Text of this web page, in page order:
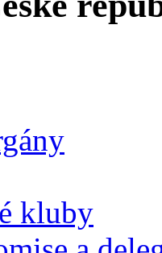
kluby